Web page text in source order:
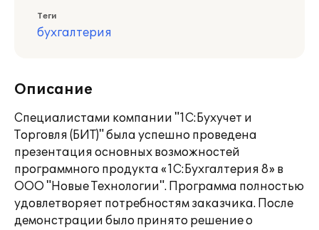
Теги
бухгалтерия
Описание
Специалистами компании "1С:Бухучет и
Торговля (БИТ)" была успешно проведена
презентация основных возможностей
программного продукта «1С:Бухгалтерия 8» в
ООО "Новые Технологии". Программа полностью
удовлетворяет потребностям заказчика. После
демонстрации было принято решение о